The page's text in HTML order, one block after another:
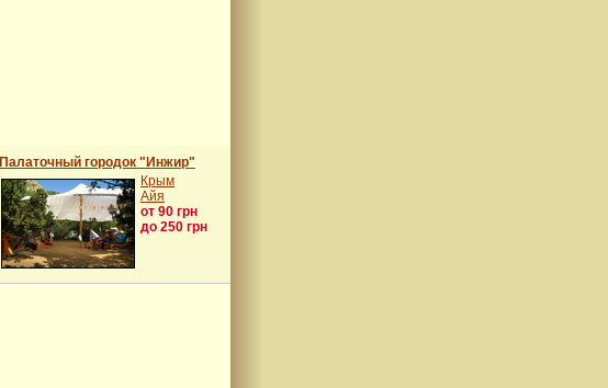
Палаточный городок "Инжир"
Крым
Айя
от 90 грн
до 250 грн